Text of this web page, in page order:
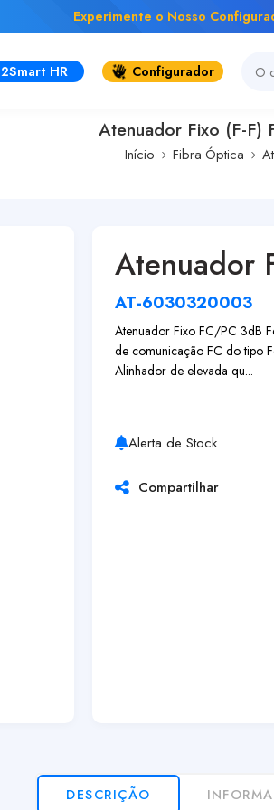
Experimente o Nosso
2Smart HR Configurador
Atenuador Fixo (F-F)
Início Fibra Óptica
Atenuador
AT-6030320003
Atenuador Fixo FC/PC 3dB
de comunicação FC do tipo
Alinhador de elevada qu...
Alerta de Stock
Compartilhar
DESCRIÇÃO